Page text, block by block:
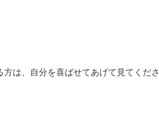
は、自分を喜ばせてあげて見てくださ